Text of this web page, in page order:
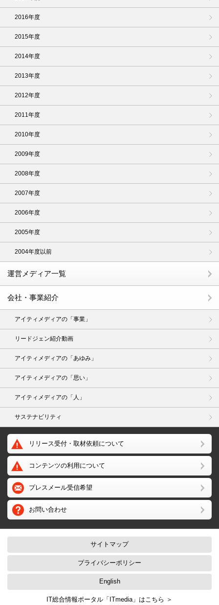
2016年度
2015年度
2014年度
2013年度
2012年度
2011年度
2010年度
2009年度
2008年度
2007年度
2006年度
2005年度
2004年度以前
運営メディア一覧
会社・事業紹介
アイティメディアの「事業」
リードジェン紹介動画
アイティメディアの「あゆみ」
アイティメディアの「思い」
アイティメディアの「人」
サステナビリティ
リリース受付・取材依頼について
コンテンツの利用について
プレスメール受信希望
お問い合わせ
サイトマップ
プライバシーポリシー
English
IT総合情報ポータル「ITmedia」はこちら ＞